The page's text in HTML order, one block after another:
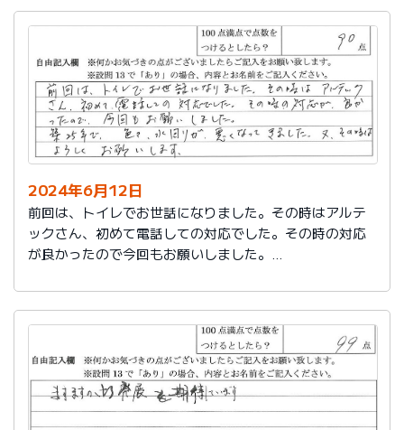
2024年6月12日
前回は、トイレでお世話になりました。その時はアルテ
ックさん、初めて電話しての対応でした。その時の対応
が良かったので今回もお願いしました。
時はよろしくお願いします。